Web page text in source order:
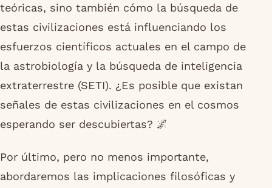
teóricas, sino también cómo la búsqueda de
estas civilizaciones está influenciando los
esfuerzos científicos actuales en el campo de
la astrobiología y la búsqueda de inteligencia
extraterrestre (SETI). ¿Es posible que existan
señales de estas civilizaciones en el cosmos
esperando ser descubiertas? 🌌
Por último, pero no menos importante,
abordaremos las implicaciones filosóficas y